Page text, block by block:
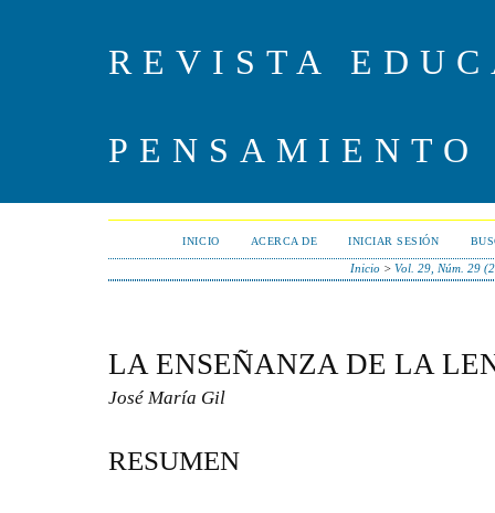
REVISTA
PENSAMIENTO
INICIO ACERCA DE INICIAR SESIÓN
Inicio> Vol. 29, Núm. 29
LA ENSEÑANZA DE LA
José María Gil
RESUMEN